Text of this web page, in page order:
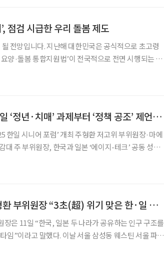
점검 시급한 우리 돌봄 제도
전망입니다. 지난해 대한민국은 공식적으로 초고령
양·돌봄 통합지원법’이 전국적으로 전면 시행되는 시
[2025 한일시니어포럼] 한·일 ‘정년·치매’ 과제부터 ‘정책 공조’ 제언까지 해법 논의
한일 시니어 포럼’ 개최 주형환 저고위 부위원장·마에
대 주 부위원장, 한국과 일본 ‘에이지-테크’ 공동 성장
[2025 한일시니어포럼] 주형환 부위원장 “3초(超) 위기 맞은 한·일 초고령사회 해법 공동 모색”
은 11일 “한국, 일본 두 나라가 공유하는 인구 구조를
임”이라고 말했다. 이날 서울 삼성동 웨스틴 서울 파르